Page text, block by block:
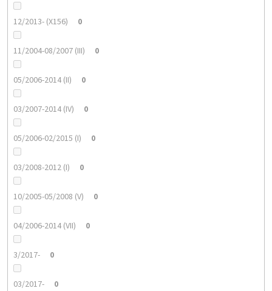
12/2013- (X156) 0
11/2004-08/2007 (III) 0
05/2006-2014 (II) 0
03/2007-2014 (IV) 0
05/2006-02/2015 (I) 0
03/2008-2012 (I) 0
10/2005-05/2008 (V) 0
04/2006-2014 (VII) 0
3/2017- 0
03/2017- 0